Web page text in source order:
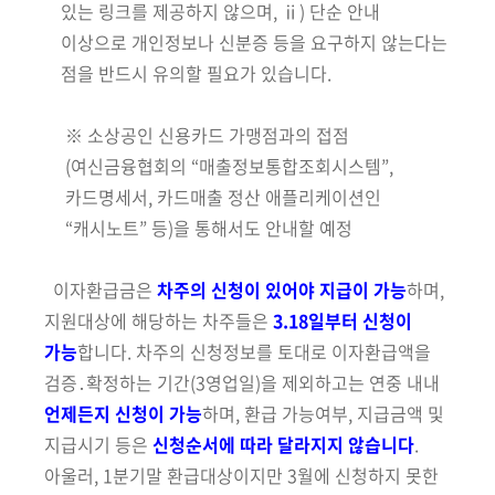
있는 링크를 제공하지 않으며, ⅱ) 단순 안내
이상으로 개인정보나 신분증 등을 요구하지 않는다는
점을 반드시 유의할 필요가 있습니다.
※ 소상공인 신용카드 가맹점과의 접점
(여신금융협회의 “매출정보통합조회시스템”,
카드명세서, 카드매출 정산 애플리케이션인
“캐시노트” 등)을 통해서도 안내할 예정
이자환급금은 차주의 신청이 있어야 지급이 가능하며,
지원대상에 해당하는 차주들은 3.18일부터 신청이
가능합니다. 차주의 신청정보를 토대로 이자환급액을
검증․확정하는 기간(3영업일)을 제외하고는 연중 내내
언제든지 신청이 가능하며, 환급 가능여부, 지급금액 및
지급시기 등은 신청순서에 따라 달라지지 않습니다.
아울러, 1분기말 환급대상이지만 3월에 신청하지 못한